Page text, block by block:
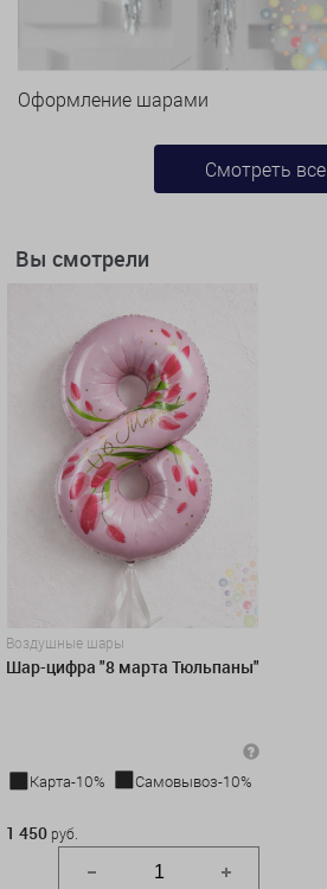
Оформление шарами
Смотреть все
Вы смотрели
Воздушные шары
Шар-цифра "8 марта Тюльпаны"
Карта-10%
Самовывоз-10%
1 450 руб.